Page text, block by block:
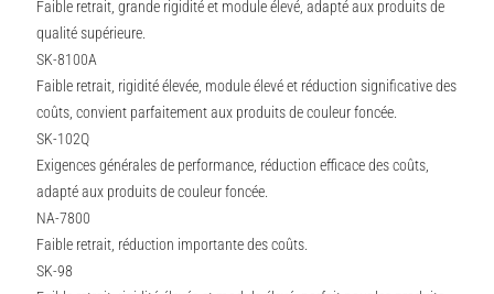
Faible retrait, grande rigidité et module élevé, adapté aux produits de
qualité supérieure.
SK-8100A
Faible retrait, rigidité élevée, module élevé et réduction significative des
coûts, convient parfaitement aux produits de couleur foncée.
SK-102Q
Exigences générales de performance, réduction efficace des coûts,
adapté aux produits de couleur foncée.
NA-7800
Faible retrait, réduction importante des coûts.
SK-98